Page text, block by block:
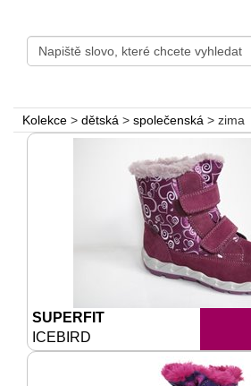
Kolekce > dětská > společenská > zima
SUPERFIT
ICEBIRD